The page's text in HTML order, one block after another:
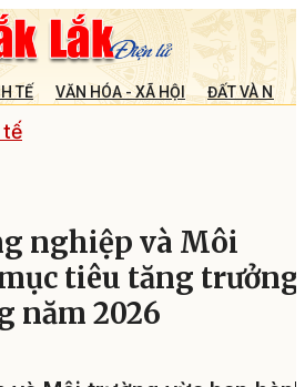
TẾ VĂN HÓA - XÃ HỘI ĐẤT VÀ
tế
nghiệp và Môi
tiêu tăng trưởng
năm 2026